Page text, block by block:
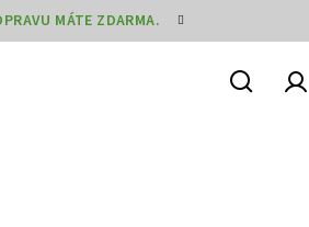
MÁTE ZDARMA.